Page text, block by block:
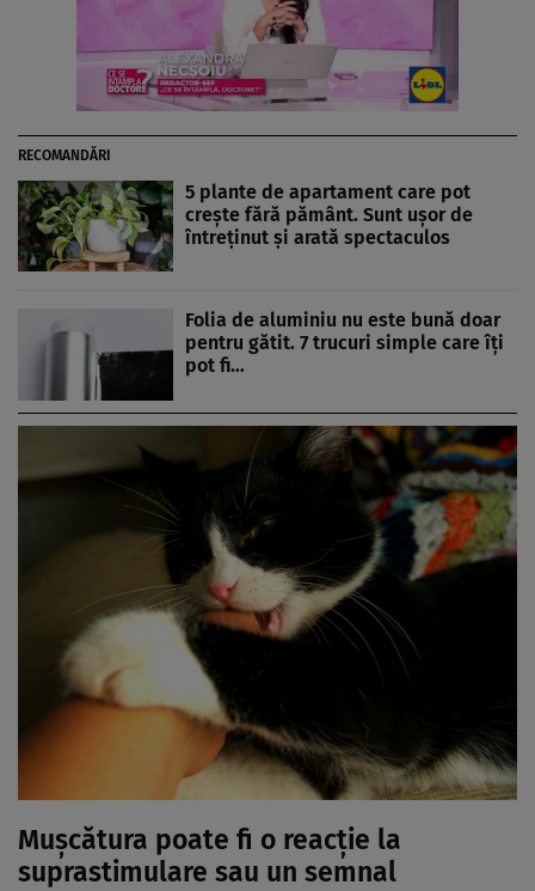
RECOMANDĂRI
5 plante de apartament care pot
crește fără pământ. Sunt ușor de
întreținut și arată spectaculos
Folia de aluminiu nu este bună doar
pentru gătit. 7 trucuri simple care îți
pot fi…
Mușcătura poate fi o reacție la
suprastimulare sau un semnal